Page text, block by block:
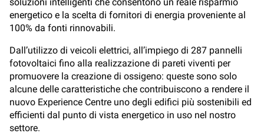
energetico e la scelta di fornitori di energia proveniente al
100% da fonti rinnovabili.
Dall’utilizzo di veicoli elettrici, all’impiego di 287 pannelli
fotovoltaici fino alla realizzazione di pareti viventi per
promuovere la creazione di ossigeno: queste sono solo
alcune delle caratteristiche che contribuiscono a rendere il
nuovo Experience Centre uno degli edifici più sostenibili ed
efficienti dal punto di vista energetico in uso nel nostro
settore.